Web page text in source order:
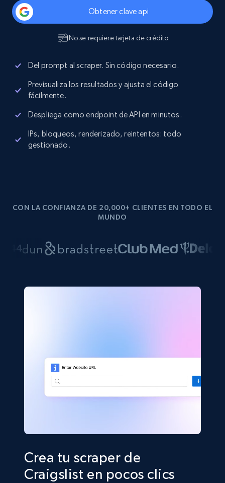
Obtener clave api
No se requiere tarjeta de crédito
Del prompt al scraper. Sin código necesario.
Previsualiza los resultados y ajusta el código
fácilmente.
Despliega como endpoint de API en minutos.
IPs, bloqueos, renderizado, reintentos: todo
gestionado.
CON LA CONFIANZA DE 20,000+ CLIENTES EN TODO EL
MUNDO
Crea tu scraper de
Craigslist en pocos clics